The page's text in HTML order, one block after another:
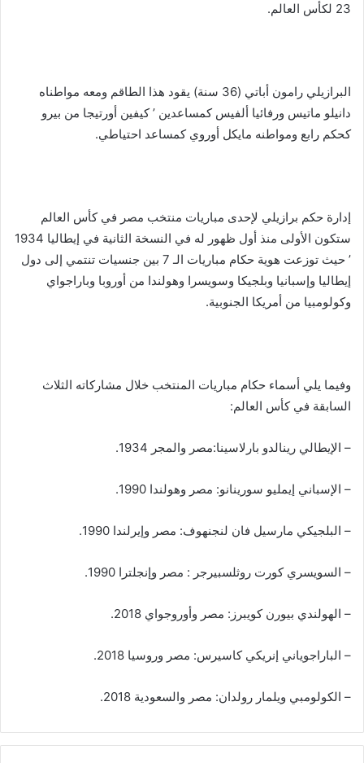
23 لكأس العالم.
البرازيلي رامون أباتي (36 سنة) يقود هذا الطاقم ومعه مواطناه
دانيلو ماتيس ورفائيا ألفيس كمساعدين ’ كيفين أورتيجا من بيرو
كحكم رابع ومواطنه مايكل أوروي كمساعد احتياطي.
إدارة حكم برازيلي لإحدى مباريات منتخب مصر في كأس العالم
ستكون الأولى منذ أول ظهور له في النسخة الثانية في إيطاليا 1934
’ حيث توزعت هوية حكام مباريات الـ 7 بين جنسيات تنتمي إلى دول
إيطاليا وإسبانيا وبلجيكا وسويسرا وهولندا من أوروبا وباراجواي
وكولومبيا من أمريكا الجنوبية.
وفيما يلي أسماء حكام مباريات المنتخب خلال مشاركاته الثلاث
السابقة في كأس العالم:
– الإيطالي رينالدو بارلاسينا:مصر والمجر 1934.
– الإسباني إيمليو سورينانو: مصر وهولندا 1990.
– البلجيكي مارسيل فان لنجنهوف: مصر وإيرلندا 1990.
– السويسري كورت روثلسبيرجر : مصر وإنجلترا 1990.
– الهولندي بيورن كويبرز: مصر وأوروجواي 2018.
– الباراجوياني إنريكي كاسيرس: مصر وروسيا 2018.
– الكولومبي ويلمار رولدان: مصر والسعودية 2018.